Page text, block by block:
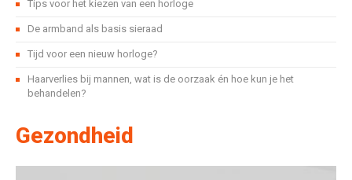
Tips voor het kiezen van een horloge
De armband als basis sieraad
Tijd voor een nieuw horloge?
Haarverlies bij mannen, wat is de oorzaak én hoe kun je het
behandelen?
Gezondheid